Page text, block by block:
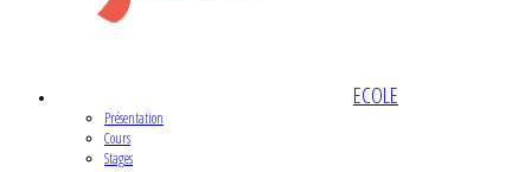
ECOLE
Présentation
Cours
Stages